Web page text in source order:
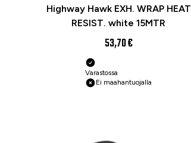
Highway Hawk EXH. WRAP HEAT
RESIST. white 15MTR
53,70 €
Varastossa
Ei maahantuojalla